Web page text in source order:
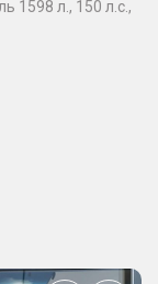
1598 л., 150 л.с.,